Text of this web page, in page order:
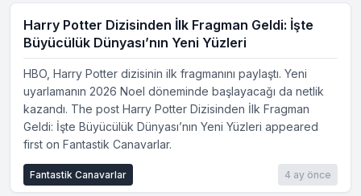
Harry Potter Dizisinden İlk Fragman Geldi: İşte
Büyücülük Dünyası’nın Yeni Yüzleri
HBO, Harry Potter dizisinin ilk fragmanını paylaştı. Yeni
uyarlamanın 2026 Noel döneminde başlayacağı da netlik
kazandı. The post Harry Potter Dizisinden İlk Fragman
Geldi: İşte Büyücülük Dünyası’nın Yeni Yüzleri appeared
first on Fantastik Canavarlar.
4 ay önce
Fantastik Canavarlar